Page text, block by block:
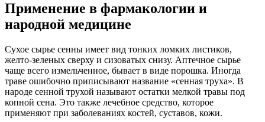
Применение в фармакологии и
народной медицине
Сухое сырье сенны имеет вид тонких ломких листиков,
желто-зеленых сверху и сизоватых снизу. Аптечное сырье
чаще всего измельченное, бывает в виде порошка. Иногда
траве ошибочно приписывают название «сенная труха». В
народе сенной трухой называют остатки мелкой травы под
копной сена. Это также лечебное средство, которое
применяют при заболеваниях костей, суставов, кожи.